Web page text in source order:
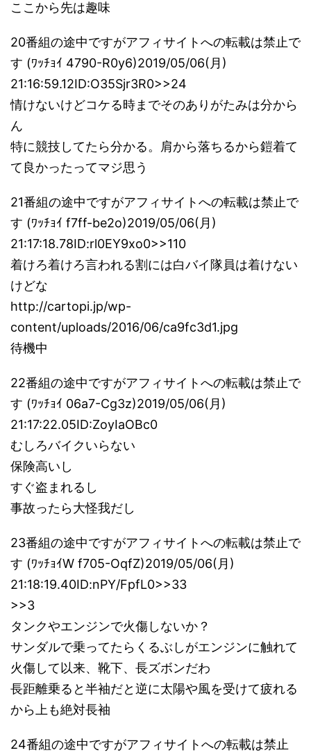
ここから先は趣味
20番組の途中ですがアフィサイトへの転載は禁止で
す (ﾜｯﾁｮｲ 4790-R0y6)2019/05/06(月)
21:16:59.12ID:O35Sjr3R0>>24
情けないけどコケる時までそのありがたみは分から
ん
特に競技してたら分かる。肩から落ちるから鎧着て
て良かったってマジ思う
21番組の途中ですがアフィサイトへの転載は禁止で
す (ﾜｯﾁｮｲ f7ff-be2o)2019/05/06(月)
21:17:18.78ID:rl0EY9xo0>>110
着けろ着けろ言われる割には白バイ隊員は着けない
けどな
http://cartopi.jp/wp-
content/uploads/2016/06/ca9fc3d1.jpg
待機中
22番組の途中ですがアフィサイトへの転載は禁止で
す (ﾜｯﾁｮｲ 06a7-Cg3z)2019/05/06(月)
21:17:22.05ID:ZoyIaOBc0
むしろバイクいらない
保険高いし
すぐ盗まれるし
事故ったら大怪我だし
23番組の途中ですがアフィサイトへの転載は禁止で
す (ﾜｯﾁｮｲW f705-OqfZ)2019/05/06(月)
21:18:19.40ID:nPY/FpfL0>>33
>>3
タンクやエンジンで火傷しないか？
サンダルで乗ってたらくるぶしがエンジンに触れて
火傷して以来、靴下、長ズボンだわ
長距離乗ると半袖だと逆に太陽や風を受けて疲れる
から上も絶対長袖
24番組の途中ですがアフィサイトへの転載は禁止